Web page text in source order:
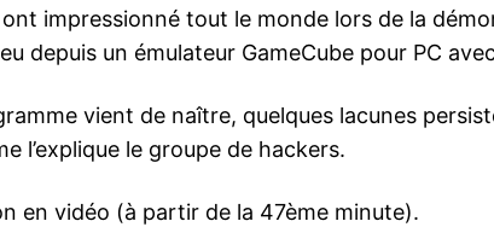
ont impressionné tout le monde lors de la
depuis un émulateur GameCube pour PC
vient de naître, quelques lacunes
l’explique le groupe de hackers.
en vidéo (à partir de la 47ème minute).